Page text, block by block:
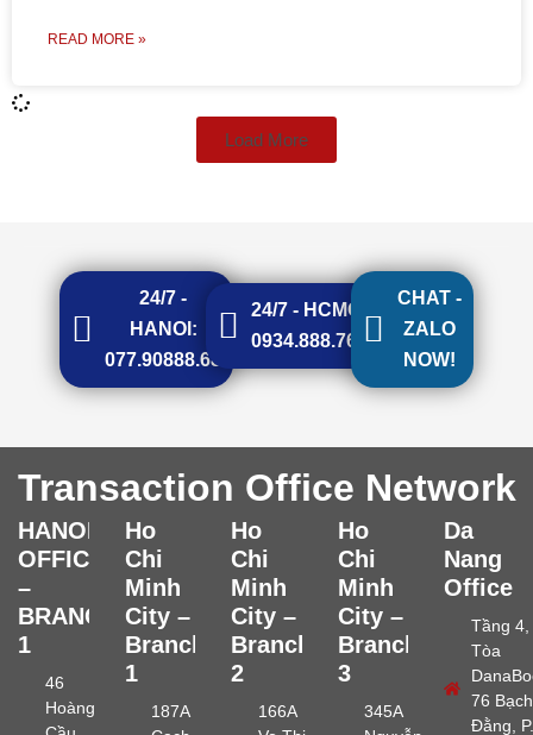
READ MORE »
Load More
24/7 -
HANOI:
077.90888.68
24/7 - HCMC:
0934.888.768
CHAT -
ZALO
NOW!
Transaction Office Network
HANOI
OFFICE
–
BRANCH
1
46
Hoàng
Ho
Chi
Minh
City –
Branch
1
187A
Ho
Chi
Minh
City –
Branch
2
166A
Ho
Chi
Minh
City –
Branch
3
345A
Da
Nang
Office
Tầng 4,
Tòa
76 Bạch
Đằng, P.